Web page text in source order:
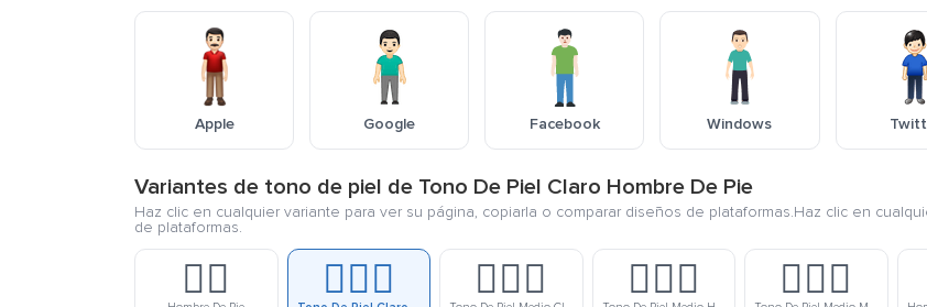
Apple Google Facebook Windows
Variantes de tono de piel de Tono De Piel Claro Hombre De Pie
Haz clic en cualquier variante para ver su página, copiarla o comparar diseños de plataformas.Haz clic en
de plataformas.
🧍‍♂️ 🧍🏻‍♂️ 🧍🏼‍♂️ 🧍🏽‍♂️ 🧍🏾‍♂️